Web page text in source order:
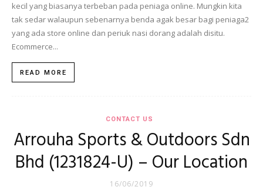
kecil yang biasanya terbeban pada peniaga online. Mungkin kita
tak sedar walaupun sebenarnya benda agak besar bagi peniaga2
yang ada store online dan periuk nasi dorang adalah disitu.
Ecommerce...
READ MORE
CONTACT US
Arrouha Sports & Outdoors Sdn
Bhd (1231824-U) – Our Location
16/06/2019